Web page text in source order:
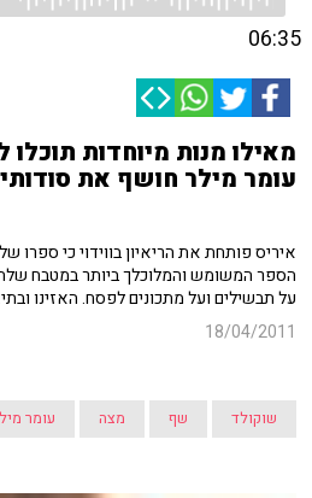
06:35
מאילו מנות מיוחדות
עומר מילר חושף את
איריס פותחת את הריאיון בווידוי כי
הספר המשומש והמלוכלך ביותר במטבח
על תבשילים ועל מתכונים לפסח. האזינו
18/04/2011
שוקולד שף מצה עומר